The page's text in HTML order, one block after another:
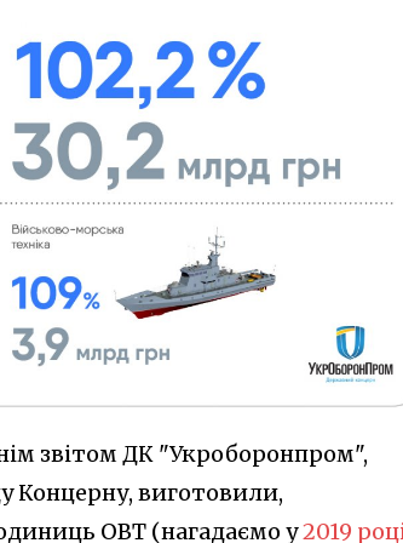
звітом ДК "Укроборонпром",
Концерну, виготовили,
ОВТ (нагадаємо у2019